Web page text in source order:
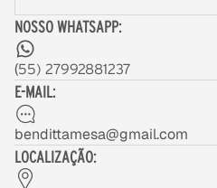
NOSSO WHATSAPP:
(55) 27992881237
E-MAIL:
bendittamesa@gmail.com
LOCALIZAÇÃO: